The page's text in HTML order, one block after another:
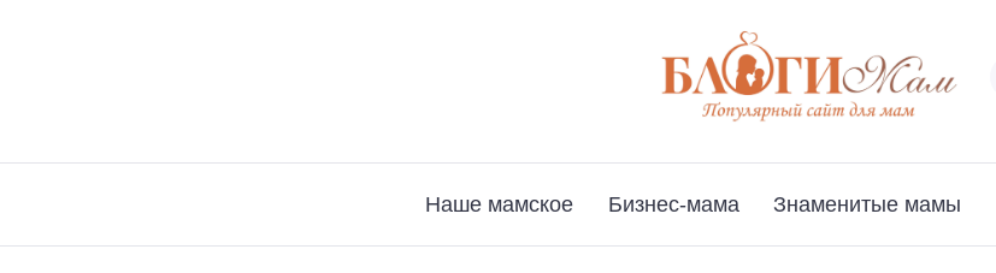
Наше мамское Бизнес-мама Знаменитые мамы